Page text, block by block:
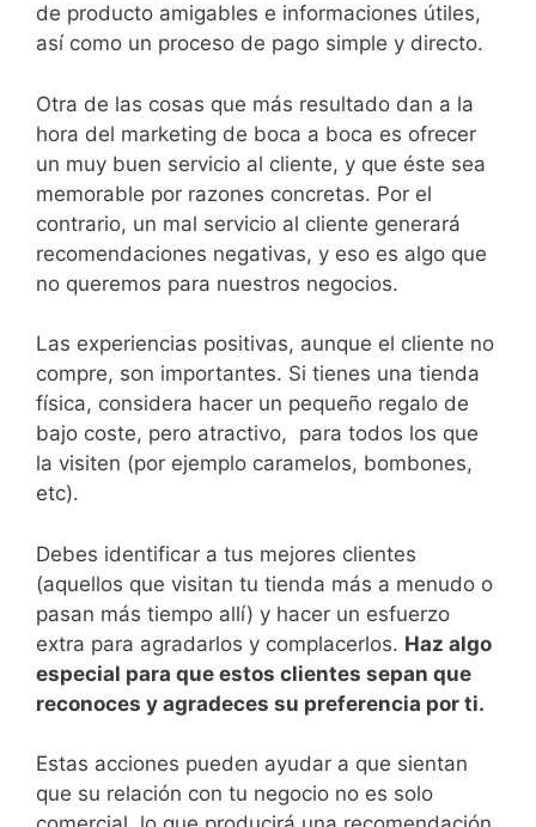
de producto amigables e informaciones útiles,
así como un proceso de pago simple y directo.
Otra de las cosas que más resultado dan a la
hora del marketing de boca a boca es ofrecer
un muy buen servicio al cliente, y que éste sea
memorable por razones concretas. Por el
contrario, un mal servicio al cliente generará
recomendaciones negativas, y eso es algo que
no queremos para nuestros negocios.
Las experiencias positivas, aunque el cliente no
compre, son importantes. Si tienes una tienda
física, considera hacer un pequeño regalo de
bajo coste, pero atractivo, para todos los que
la visiten (por ejemplo caramelos, bombones,
etc).
Debes identificar a tus mejores clientes
(aquellos que visitan tu tienda más a menudo o
pasan más tiempo allí) y hacer un esfuerzo
extra para agradarlos y complacerlos. Haz algo
especial para que estos clientes sepan que
reconoces y agradeces su preferencia por ti.
Estas acciones pueden ayudar a que sientan
que su relación con tu negocio no es solo